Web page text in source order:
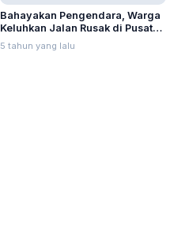
Bahayakan Pengendara, Warga
Keluhkan Jalan Rusak di Pusat
Kota Pati
5 tahun yang lalu